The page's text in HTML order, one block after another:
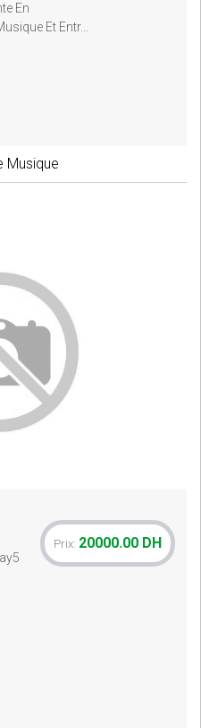
En
Et Entr...
Musique
Prix: 20000.00 DH